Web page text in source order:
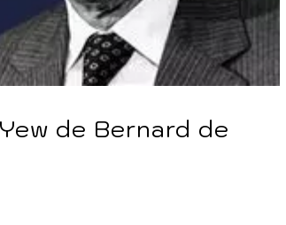
de Bernard de